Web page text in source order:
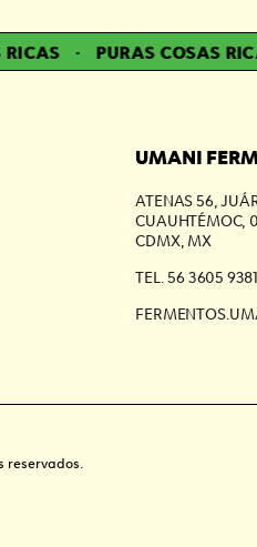
· PURAS COSAS
UMANI
ATENAS 56,
CUAUHTÉMOC,
CDMX, MX
TEL. 56 3605 9381
reservados.